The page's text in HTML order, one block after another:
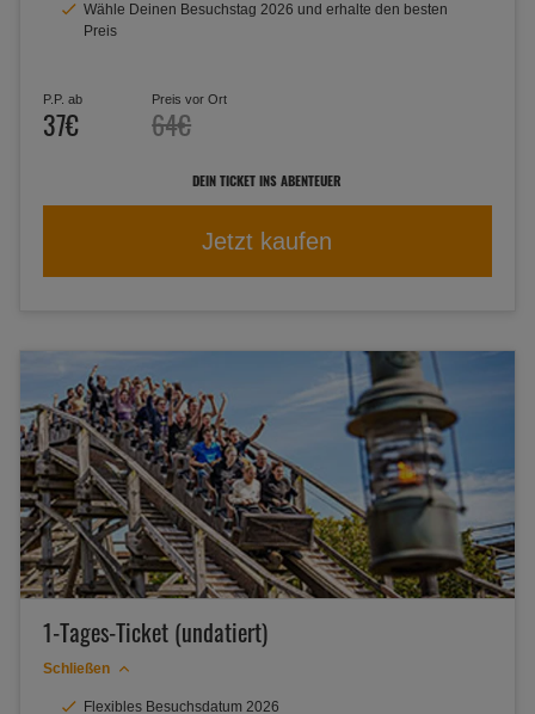
Wähle Deinen Besuchstag 2026 und erhalte den besten
Preis
P.P. ab
37€
Preis vor Ort
64€
DEIN TICKET INS ABENTEUER
Jetzt kaufen
1-Tages-Ticket (undatiert)
Schließen
Flexibles Besuchsdatum 2026